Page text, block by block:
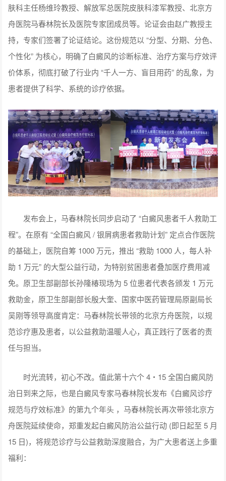
肤科主任杨维玲教授、解放军总医院皮肤科漆军教授、北京方
舟医院马春林院长及医院专家团成员等。论证会由赵广教授主
持，专家们签署了论证结论。这份规范以 “分型、分期、分色、
个性化” 为核心，明确了白癜风的诊断标准、治疗方案与疗效评
价体系，彻底打破了行业内 “千人一方、盲目用药” 的乱象，为
患者提供了科学、系统的诊疗依据。
发布会上，马春林院长同步启动了 “白癜风患者千人救助工
程”。在原有 “全国白癜风 / 银屑病患者救助计划” 定点合作医院
的基础上，医院自筹 1000 万元，推出 “救助 1000 人，每人补
助 1 万元” 的大型公益行动，为特别贫困患者叠加医疗费用减
免。原卫生部副部长孙隆椿现场为 5 位患者代表各颁发 1 万元
救助金，原卫生部副部长殷大奎、国家中医药管理局原副局长
吴刚等领导高度肯定：马春林院长带领的北京方舟医院，以规
范诊疗惠及患者，以公益救助温暖人心，真正践行了医者的责
任与担当。
时光流转，初心不改。值此第十六个 4・15 全国白癜风防
治日到来之际，也是白癜风专家马春林院长发布《白癜风诊疗
规范与疗效标准》的第九个年头 ，马春林院长再次带领北京方
舟医院延续使命，郑重发起白癜风防治公益行动 (即日起至 5 月
15 日)，将规范诊疗与公益救助深度融合，为广大患者送上多重
福利：